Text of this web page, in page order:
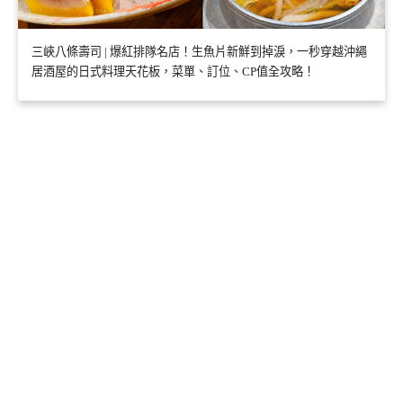
三峽八條壽司 | 爆紅排隊名店！生魚片新鮮到掉淚，一秒穿越沖繩
居酒屋的日式料理天花板，菜單、訂位、CP值全攻略！